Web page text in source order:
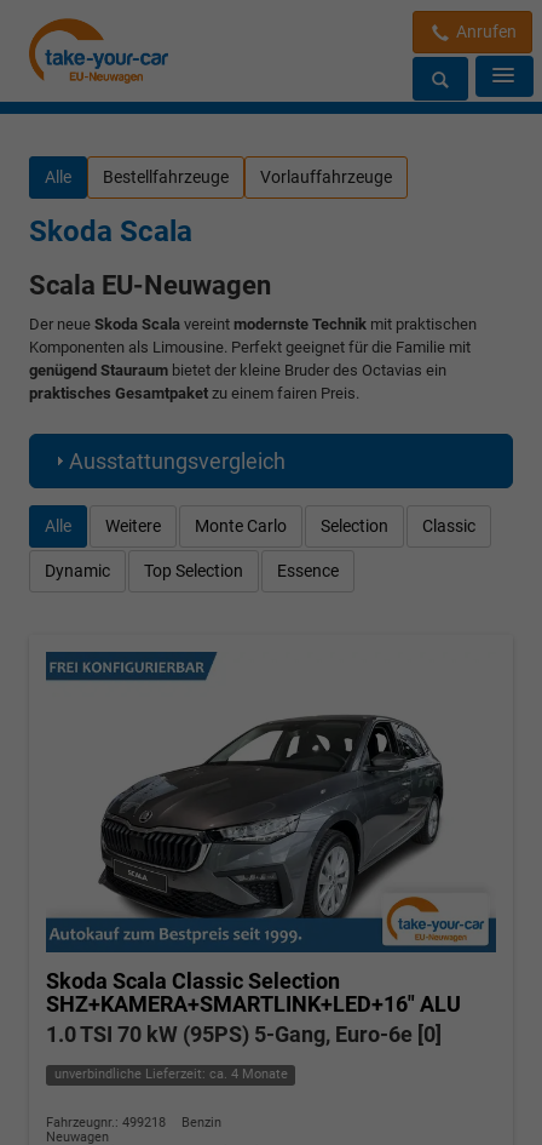
Anrufen
Alle Bestellfahrzeuge Vorlauffahrzeuge
Skoda Scala
Scala EU-Neuwagen
Der neue Skoda Scala vereint modernste Technik mit praktischen
Komponenten als Limousine. Perfekt geeignet für die Familie mit
genügend Stauraum bietet der kleine Bruder des Octavias ein
praktisches Gesamtpaket zu einem fairen Preis.
Ausstattungsvergleich
Alle Weitere Monte Carlo Selection Classic
Dynamic Top Selection Essence
Skoda Scala Classic Selection
SHZ+KAMERA+SMARTLINK+LED+16" ALU
1.0 TSI 70 kW (95PS) 5-Gang, Euro-6e [0]
unverbindliche Lieferzeit: ca. 4 Monate
Fahrzeugnr.: 499218
Benzin
Neuwagen